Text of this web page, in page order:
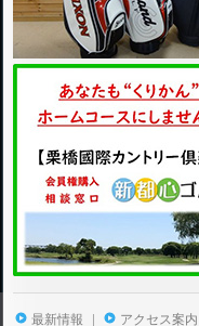
最新情報 | アクセス案内